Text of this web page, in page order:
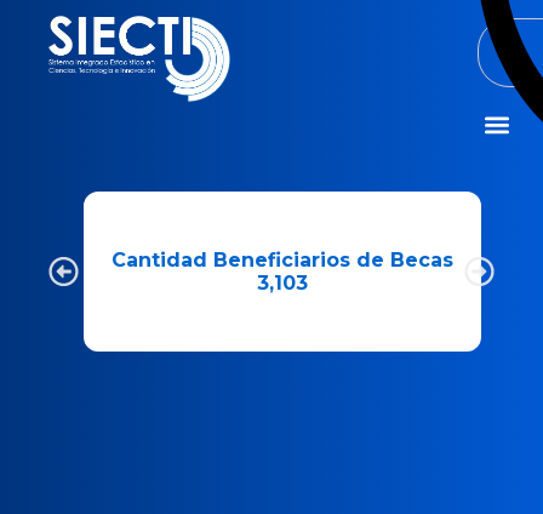
Cantidad Beneficiarios de Becas
3,103